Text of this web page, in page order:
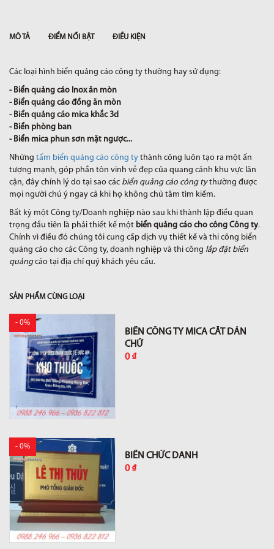
MÔ TẢ ĐIỂM NỔI BẬT ĐIỀU KIỆN
Các loại hình biển quảng cáo công ty thường hay sử dụng:
- Biển quảng cáo Inox ăn mòn
- Biển quảng cáo đồng ăn mòn
- Biển quảng cáo mica khắc 3d
- Biển phòng ban
- Biển mica phun sơn mặt ngược...
Những tấm biển quảng cáo công ty thành công luôn tạo ra một ấn
tượng mạnh, góp phần tôn vinh vẻ đẹp của quang cảnh khu vực lân
cận, đây chính lý do tại sao các biển quảng cáo công tythường được
mọi người chú ý ngay cả khi họ không chủ tâm tìm kiếm.
Bất kỳ một Công ty/Doanh nghiệp nào sau khi thành lập điều quan
trọng đầu tiên là phải thiết kế một biển quảng cáo cho công Công ty.
Chính vì điều đó chúng tôi cung cấp dịch vụ thiết kế và thi công biển
quảng cáo cho các Công ty, doanh nghiệp và thi công lắp đặt biển
quảngcáo tại địa chỉ quý khách yêu cầu.
SẢN PHẨM CÙNG LOẠI
- 0%
BIỂN CÔNG TY MICA CẮT DÁN
CHỮ
0 ₫
- 0%
BIỂN CHỨC DANH
0 ₫